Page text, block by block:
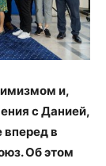
и,
с Данией,
в
Об этом